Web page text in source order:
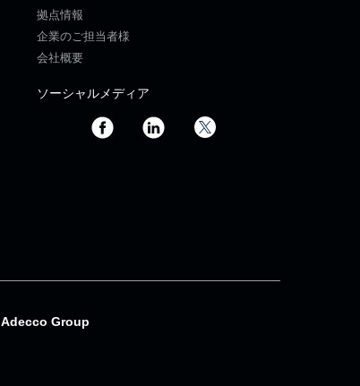
拠点情報
企業のご担当者様
会社概要
ソーシャルメディア
Adecco Group